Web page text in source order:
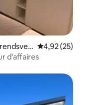
Évaluation
4,92 (25)
d'affaires